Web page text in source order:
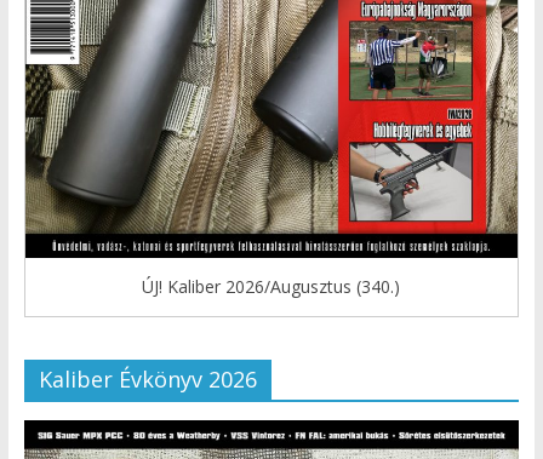
ÚJ! Kaliber 2026/Augusztus (340.)
Kaliber Évkönyv 2026